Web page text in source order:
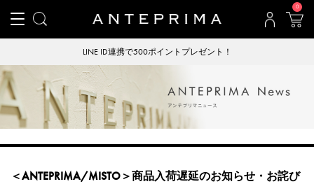
0
LINE ID連携で500ポイントプレゼント！
＜ANTEPRIMA/MISTO＞商品入荷遅延のお知らせ・お詫び